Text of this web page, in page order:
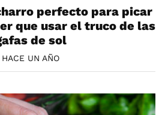
perfecto para picar
que usar el truco de las
de sol
HACE UN AÑO